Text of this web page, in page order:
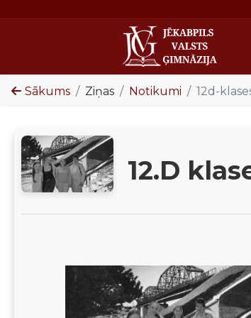
Sākums Ziņas Notikumi 12d-
12.D